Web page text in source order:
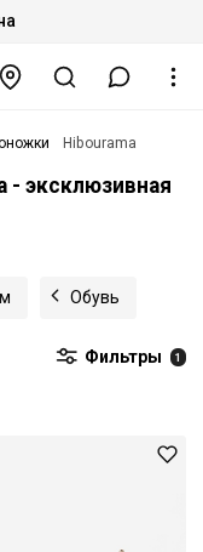
Hibourama
эксклюзивная
Обувь
Фильтры 1